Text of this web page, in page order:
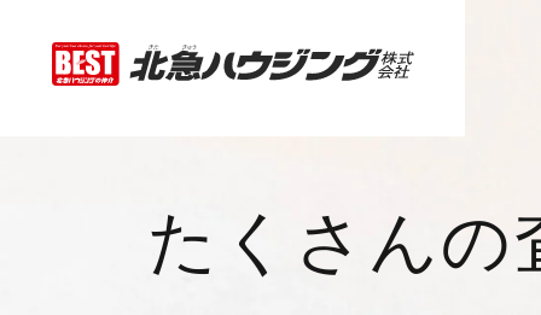
たくさんの